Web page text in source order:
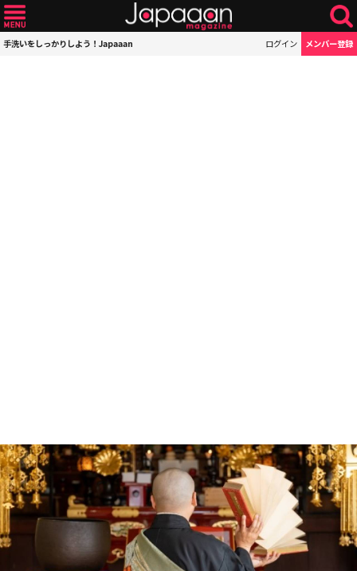
手洗いをしっかりしよう！Japaaan ログイン メンバー登録